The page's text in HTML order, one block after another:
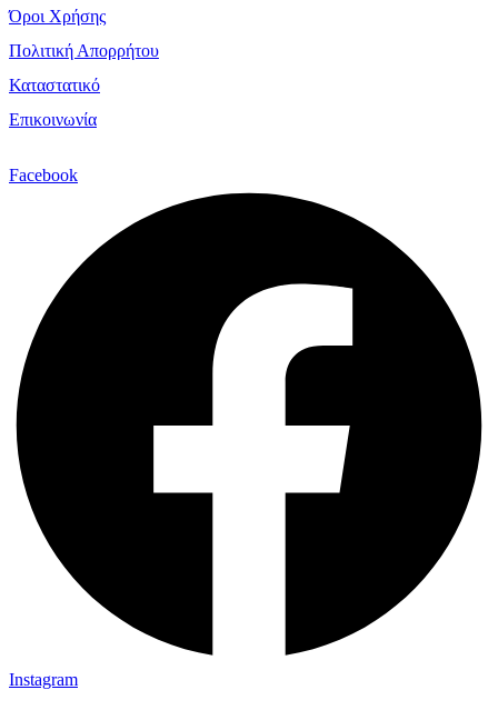
Όροι Χρήσης
Πολιτική Απορρήτου
Καταστατικό
Επικοινωνία
Facebook
Instagram